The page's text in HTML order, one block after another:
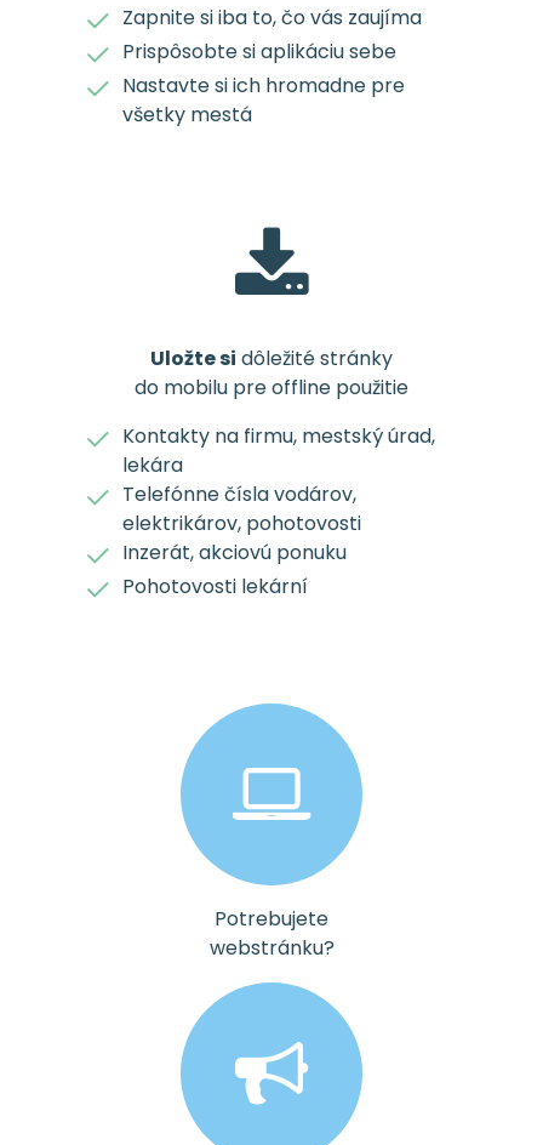
Zapnite si iba to, čo vás zaujíma
Prispôsobte si aplikáciu sebe
Nastavte si ich hromadne pre
všetky mestá
Uložte si dôležité stránky
do mobilu pre offline použitie
Kontakty na firmu, mestský úrad,
lekára
Telefónne čísla vodárov,
elektrikárov, pohotovosti
Inzerát, akciovú ponuku
Pohotovosti lekární
Potrebujete
webstránku?